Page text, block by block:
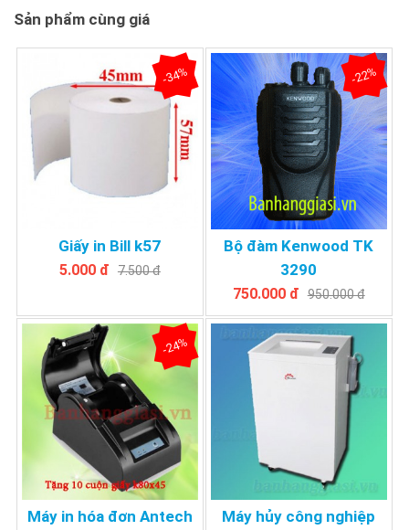
Sản phẩm cùng giá
Giấy in Bill k57
-34%
5.000 đ 7.500 đ
Bộ đàm Kenwood TK
3290
-22%
750.000 đ 950.000 đ
Máy in hóa đơn Antech
-24%
Máy hủy công nghiệp